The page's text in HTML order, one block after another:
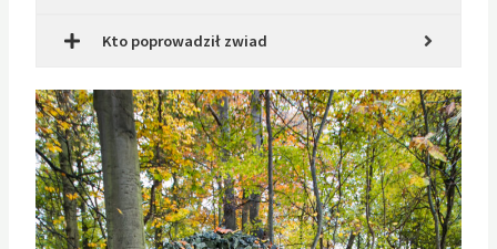
Kto poprowadził zwiad